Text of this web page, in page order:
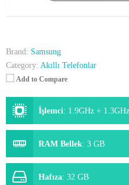
Brand: Samsung
Category: Akıllı Telefonlar
Add to Compare
İşlemci: 1.9GHz + 1.3GHz
RAM Bellek: 3 GB
Hafıza: 32 GB